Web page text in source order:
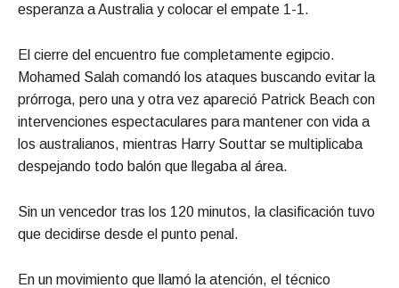
esperanza a Australia y colocar el empate 1-1.
El cierre del encuentro fue completamente egipcio.
Mohamed Salah comandó los ataques buscando evitar la
prórroga, pero una y otra vez apareció Patrick Beach con
intervenciones espectaculares para mantener con vida a
los australianos, mientras Harry Souttar se multiplicaba
despejando todo balón que llegaba al área.
Sin un vencedor tras los 120 minutos, la clasificación tuvo
que decidirse desde el punto penal.
En un movimiento que llamó la atención, el técnico